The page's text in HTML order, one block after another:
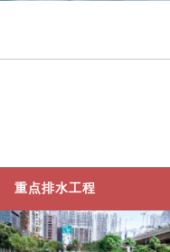
重点排水工程